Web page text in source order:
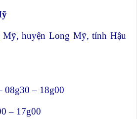
huyện Long Mỹ, tỉnh Hậu
08g30 – 18g00
– 17g00